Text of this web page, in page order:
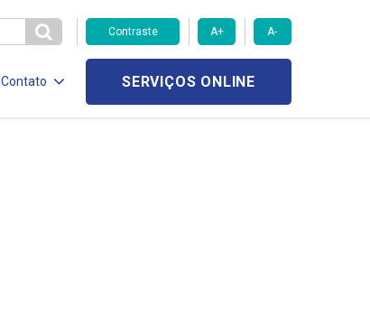
Contraste A+ A-
Contato SERVIÇOS ONLINE